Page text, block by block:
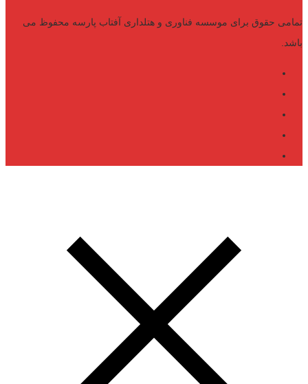
تمامی حقوق برای موسسه فناوری و هتلداری آفتاب پارسه محفوظ می
باشد.